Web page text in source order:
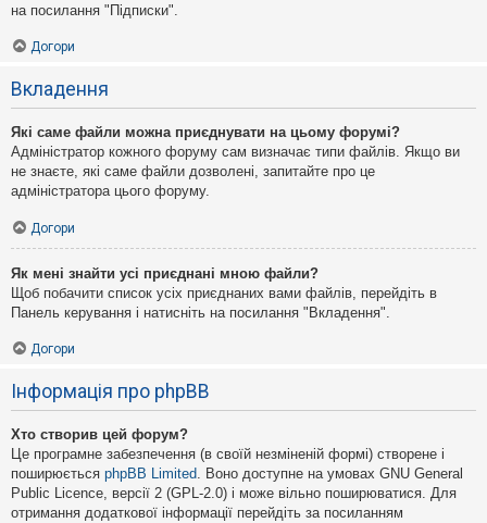
на посилання "Підписки".
Догори
Вкладення
Які саме файли можна приєднувати на цьому форумі?
Адміністратор кожного форуму сам визначає типи файлів. Якщо ви
не знаєте, які саме файли дозволені, запитайте про це
адміністратора цього форуму.
Догори
Як мені знайти усі приєднані мною файли?
Щоб побачити список усіх приєднаних вами файлів, перейдіть в
Панель керування і натисніть на посилання "Вкладення".
Догори
Інформація про phpBB
Хто створив цей форум?
Це програмне забезпечення (в своїй незміненій формі) створене і
поширюється phpBB Limited. Воно доступне на умовах GNU General
Public Licence, версії 2 (GPL-2.0) і може вільно поширюватися. Для
отримання додаткової інформації перейдіть за посиланням